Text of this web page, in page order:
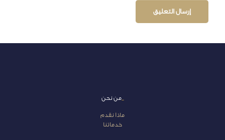
_من نحن
ماذا نقدم
خدماتنا